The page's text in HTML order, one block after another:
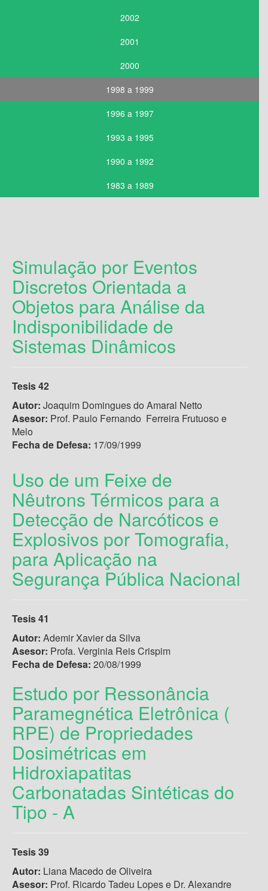
2002
2001
2000
1998 a 1999
1996 a 1997
1993 a 1995
1990 a 1992
1983 a 1989
Simulação por Eventos
Discretos Orientada a
Objetos para Análise da
Indisponibilidade de
Sistemas Dinâmicos
Tesis 42
Autor: Joaquim Domingues do Amaral Netto
Asesor: Prof. Paulo Fernando Ferreira Frutuoso e
Melo
Fecha de Defesa: 17/09/1999
Uso de um Feixe de
Nêutrons Térmicos para a
Detecção de Narcóticos e
Explosivos por Tomografia,
para Aplicação na
Segurança Pública Nacional
Tesis 41
Autor: Ademir Xavier da Silva
Asesor: Profa. Verginia Reis Crispim
Fecha de Defesa: 20/08/1999
Estudo por Ressonância
Paramegnética Eletrônica (
RPE) de Propriedades
Dosimétricas em
Hidroxiapatitas
Carbonatadas Sintéticas do
Tipo - A
Tesis 39
Autor: Liana Macedo de Oliveira
Asesor: Prof. Ricardo Tadeu Lopes e Dr. Alexandre